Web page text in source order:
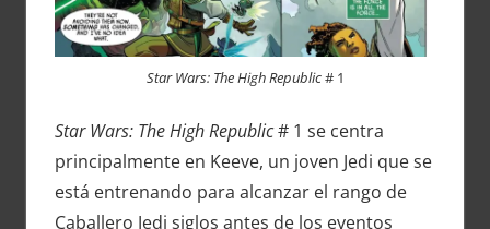
Star Wars: The High Republic# 1
Star Wars: The High Republic# 1 se centra
principalmente en Keeve, un joven Jedi que se
está entrenando para alcanzar el rango de
Caballero Jedi siglos antes de los eventos